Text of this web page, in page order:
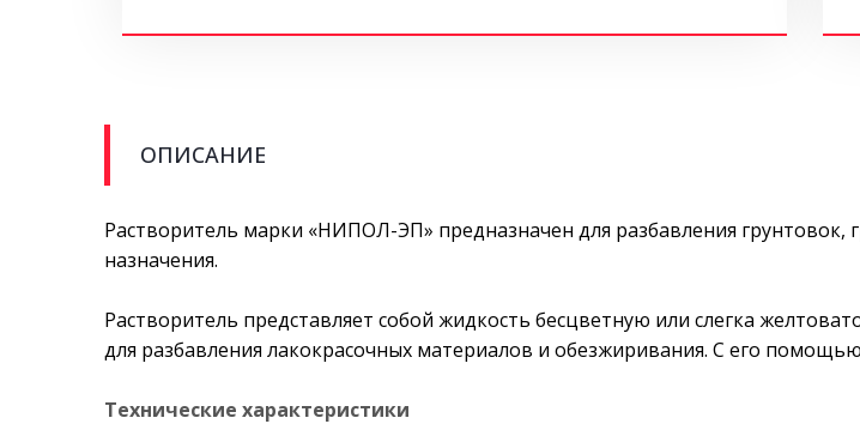
ОПИСАНИЕ
Растворитель марки «НИПОЛ-ЭП» предназначен для разбавления
назначения.
Растворитель представляет собой жидкость бесцветную или слегка
для разбавления лакокрасочных материалов и обезжиривания. С его
Технические характеристики